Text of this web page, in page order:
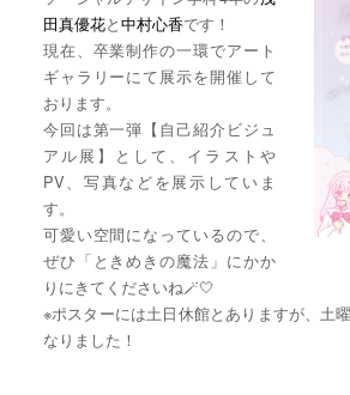
田真優花と中村心香です！
現在、卒業制作の一環でアート
ギャラリーにて展示を開催して
おります。
今回は第一弾【自己紹介ビジュ
アル展】として、イラストや
PV、写真などを展示していま
す。
可愛い空間になっているので、
ぜひ「ときめきの魔法」にかか
りにきてくださいね🪄🤍
※ポスターには土日休館とありますが、土
なりました！